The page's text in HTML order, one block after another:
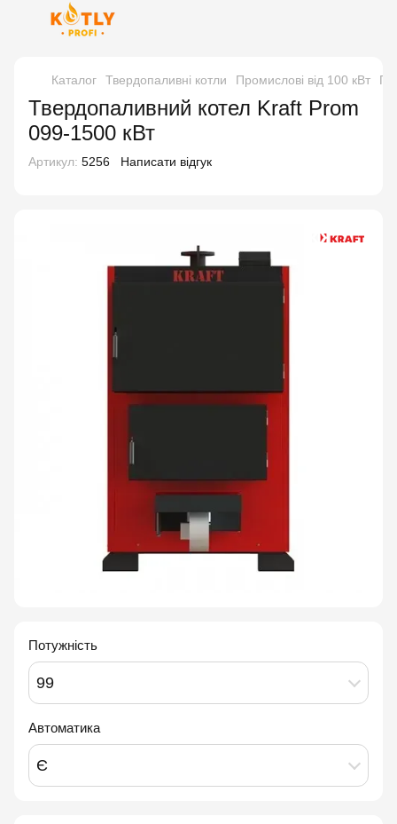
Каталог Твердопаливні котли Промислові від 100 кВт
Твердопаливний котел Kraft Prom
099-1500 кВт
Артикул: 5256 Написати відгук
Потужність
99
Автоматика
Є